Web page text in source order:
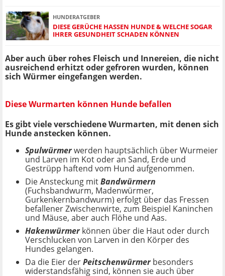
HUNDERATGEBER
DIESE GERÜCHE HASSEN HUNDE & WELCHE SOGAR
IHRER GESUNDHEIT SCHADEN KÖNNEN
Aber auch über rohes Fleisch und Innereien, die nicht
ausreichend erhitzt oder gefroren wurden, können
sich Würmer eingefangen werden.
Diese Wurmarten können Hunde befallen
Es gibt viele verschiedene Wurmarten, mit denen sich
Hunde anstecken können.
Spulwürmerwerden hauptsächlich über Wurmeier
und Larven im Kot oder an Sand, Erde und
Gestrüpp haftend vom Hund aufgenommen.
Die Ansteckung mitBandwürmern
(Fuchsbandwurm, Madenwürmer,
Gurkenkernbandwurm) erfolgt über das Fressen
befallener Zwischenwirte, zum Beispiel Kaninchen
und Mäuse, aber auch Flöhe und Aas.
Hakenwürmerkönnen über die Haut oder durch
Verschlucken von Larven in den Körper des
Hundes gelangen.
Da die Eier derPeitschenwürmerbesonders
widerstandsfähig sind, können sie auch über